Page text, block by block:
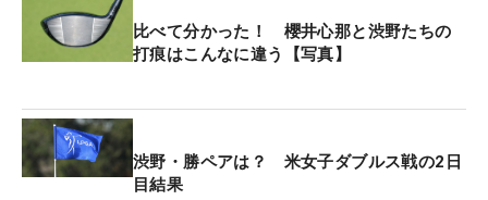
悪い時期は「キャリーで230ヤード行くかな」程度
だった。それが現在は「240ヤードのバンカーは普
通に超える」ほどまで復調している。
パターは2日目からチェンジ。「先週までグリーン
が重かったので、キャメロンを使っていました。
（今週は）グリーンが速くて、初日は2メートルオ
比べて分かった！ 櫻井心那と渋野たちの
打痕はこんなに違う【写真】
渋野・勝ペアは？ 米女子ダブルス戦の2日
目結果